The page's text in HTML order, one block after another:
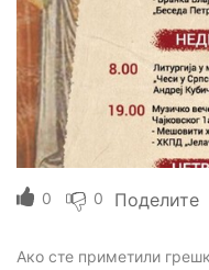
0 0 Поделите
Ако сте приметили